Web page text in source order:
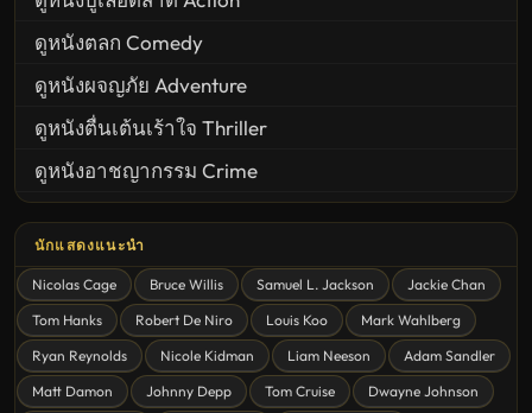
ดูหนังตลก Comedy
ดูหนังผจญภัย Adventure
ดูหนังตื่นเต้นเร้าใจ Thriller
ดูหนังอาชญากรรม Crime
ดูหนังสยองขวัญ Horror
ดูหนังโรแมนติก Romance
หนังชีวิต
ดูหนังแฟนตาซี Fantasy
นักแสดงแนะนำ
Nicolas Cage Bruce Willis Samuel L. Jackson
Jackie Chan
Tom Hanks
Robert De Niro Louis Koo
Mark Wahlberg
Ryan Reynolds
Nicole Kidman Liam Neeson
Adam Sandler
Matt Damon
Johnny Depp Tom Cruise
Dwayne Johnson